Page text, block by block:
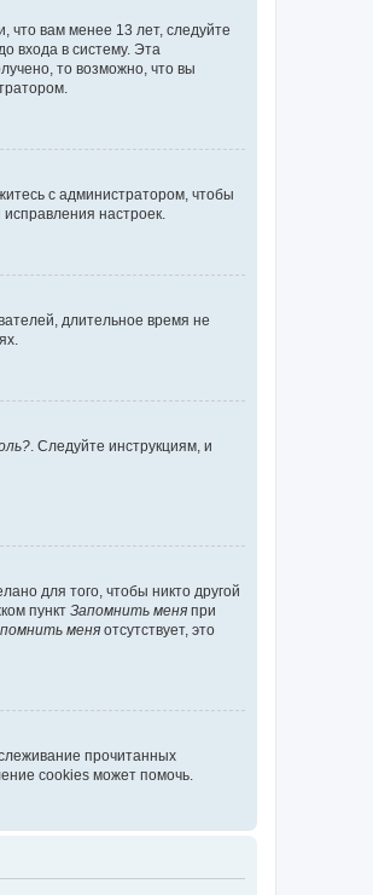
что вам менее 13 лет, следуйте
входа в систему. Эта
то возможно, что вы
с администратором, чтобы
настроек.
длительное время не
. Следуйте инструкциям, и
для того, чтобы никто другой
пункт Запомнить меня при
меня отсутствует, это
прочитанных
cookies может помочь.